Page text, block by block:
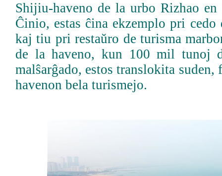
Shijiu-haveno de la urbo Rizhao
Ĉinio, estas ĉina ekzemplo pri
kaj tiu pri restaŭro de turisma
de la haveno, kun 100 mil tunoj
malŝarĝado, estos translokita
havenon bela turismejo.